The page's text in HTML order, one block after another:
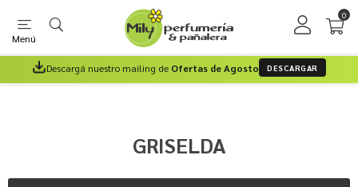
Menú
0
Descargá nuestro mailing de Ofertas de Agosto DESCARGAR
GRISELDA